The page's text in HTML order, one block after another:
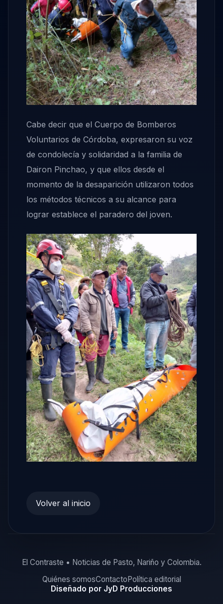
Cabe decir que el Cuerpo de Bomberos
Voluntarios de Córdoba, expresaron su voz
de condolecía y solidaridad a la familia de
Dairon Pinchao, y que ellos desde el
momento de la desaparición utilizaron todos
los métodos técnicos a su alcance para
lograr establece el paradero del joven.
Volver al inicio
El Contraste • Noticias de Pasto, Nariño y Colombia.
Quiénes somosContactoPolítica editorial
Diseñado por JyD Producciones